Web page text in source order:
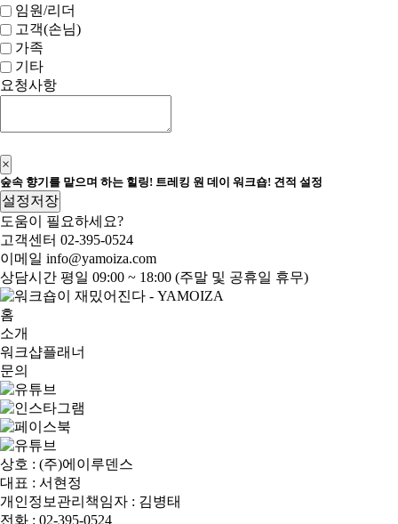
임원/리더
고객(손님)
가족
기타
요청사항
×
숲속 향기를 맡으며 하는 힐링! 트레킹 원 데이 워크숍! 견적 설정
설정저장
도움이 필요하세요?
고객센터 02-395-0524
이메일 info@yamoiza.com
상담시간 평일 09:00 ~ 18:00 (주말 및 공휴일 휴무)
홈
소개
워크샵플래너
문의
상호 : (주)에이루덴스
대표 : 서현정
개인정보관리책임자 : 김병태
전화 : 02-395-0524